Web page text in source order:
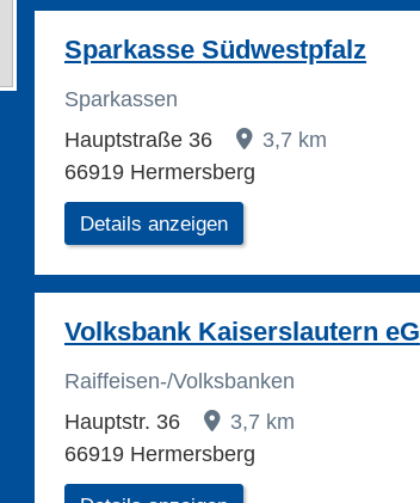
Sparkasse Südwestpfalz
Sparkassen
Hauptstraße 36
3,7 km
66919 Hermersberg
Details anzeigen
Volksbank Kaiserslautern eG
Raiffeisen-/Volksbanken
Hauptstr. 36
3,7 km
66919 Hermersberg